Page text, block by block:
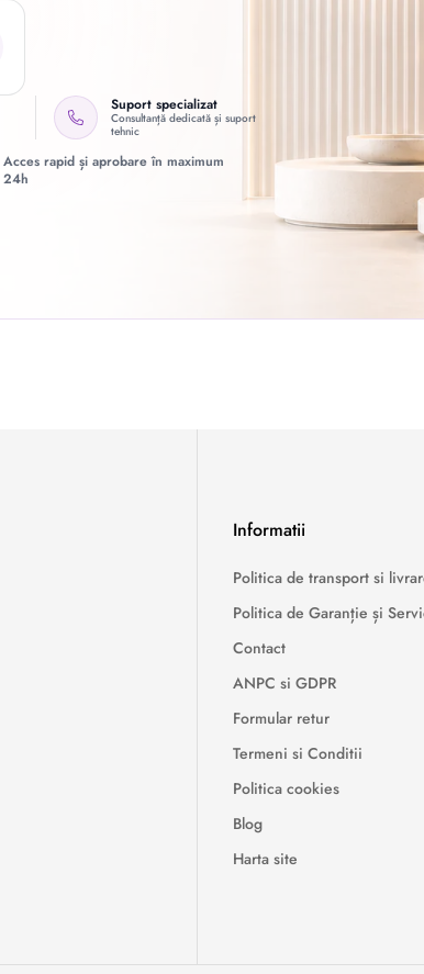
Suport specializat
Consultanță dedicată și suport
tehnic
Acces rapid și aprobare în maximum
24h
Informatii
Politica de transport si
Politica de Garanție și
Contact
ANPC si GDPR
Formular retur
Termeni si Conditii
Politica cookies
Blog
Harta site